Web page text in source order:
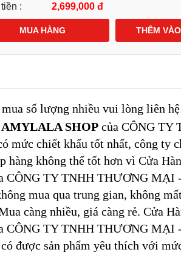
: 2,699,000 đ
MUA HÀNG THÊM
số lượng nhiều vui lòng liên
AMYLALA SHOP của CÔNG TY
chiết khấu tốt nhất, công ty
hàng không thể tốt hơn vì Cửa
CÔNG TY TNHH THƯƠNG
mua qua trung gian, không
càng nhiều, giá càng rẻ. Cửa
CÔNG TY TNHH THƯƠNG
được sản phẩm yêu thích với